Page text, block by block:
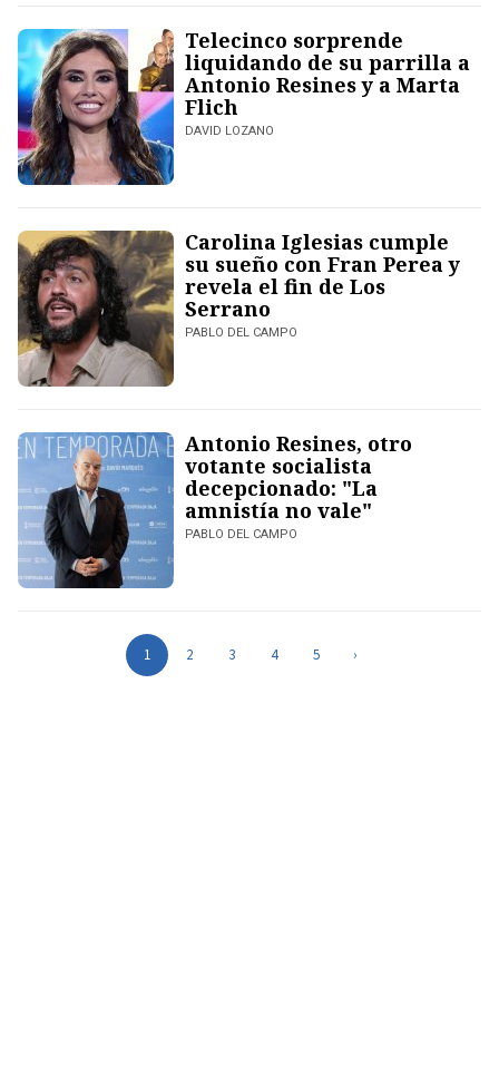
Telecinco sorprende
liquidando de su parrilla a
Antonio Resines y a Marta
Flich
DAVID LOZANO
Carolina Iglesias cumple
su sueño con Fran Perea y
revela el fin de Los
Serrano
PABLO DEL CAMPO
Antonio Resines, otro
votante socialista
decepcionado: "La
amnistía no vale"
PABLO DEL CAMPO
1 2 3 4 5 ›